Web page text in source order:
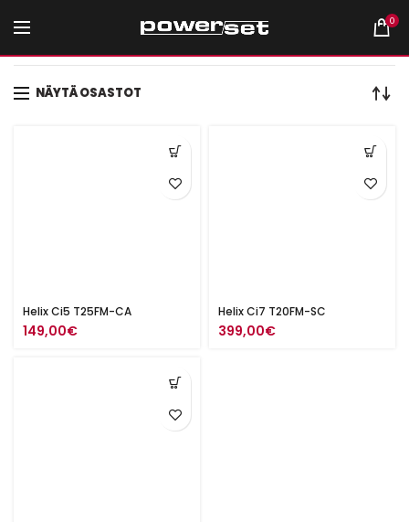
0
NÄYTÄ OSASTOT
Helix Ci5 T25FM-CA
149,00€
Helix Ci7 T20FM-SC
399,00€